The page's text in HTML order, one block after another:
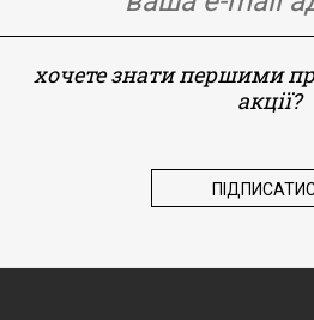
хочете знати першими
акції?